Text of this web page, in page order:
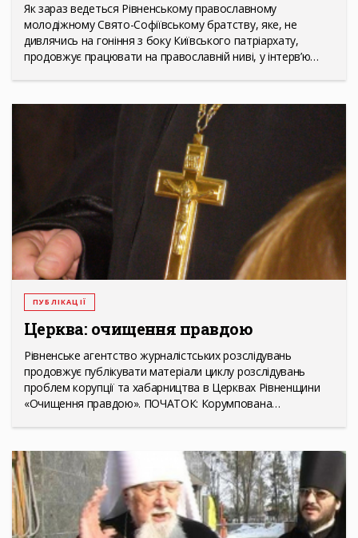
Як зараз ведеться Рівненському православному
молодіжному Свято-Софіївському братству, яке, не
дивлячись на гоніння з боку Київського патріархату,
продовжує працювати на православній ниві, у інтерв’ю…
ПУБЛІКАЦІЇ
Церква: очищення правдою
Рівненське агентство журналістських розслідувань
продовжує публікувати матеріали циклу розслідувань
проблем корупції та хабарництва в Церквах Рівненщини
«Очищення правдою». ПОЧАТОК: Корумпована…